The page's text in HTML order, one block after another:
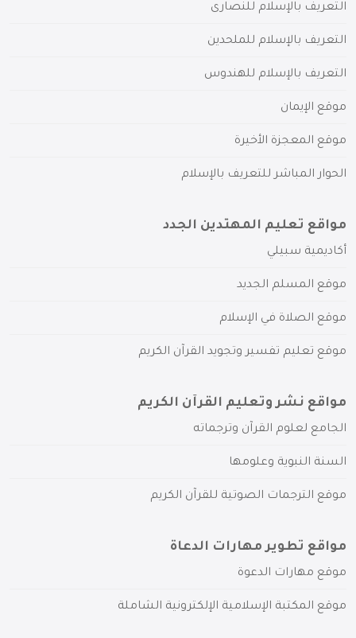
التعريف بالإسلام للنصارى
التعريف بالإسلام للملحدين
التعريف بالإسلام للهندوس
موقع الإيمان
موقع المعجزة الأخيرة
الحوار المباشر للتعريف بالإسلام
مواقع تعليم المهتدين الجدد
أكاديمية سبيلي
موقع المسلم الجديد
موقع الصلاة في الإسلام
موقع تعليم تفسير وتجويد القرآن الكريم
مواقع نشر وتعليم القرآن الكريم
الجامع لعلوم القرآن وترجماته
السنة النبوية وعلومها
موقع الترجمات الصوتية للقرآن الكريم
مواقع تطوير مهارات الدعاة
موقع مهارات الدعوة
موقع المكتبة الإسلامية الإلكترونية الشاملة